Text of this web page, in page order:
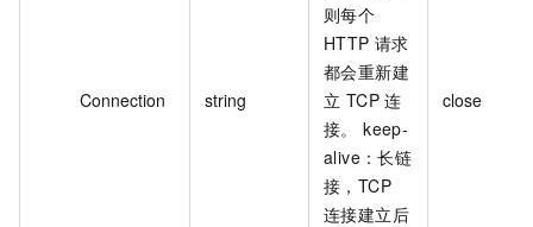
Connection string
则每个
HTTP 请求
都会重新建
立 TCP 连
接。 keep-
alive：长链
接，TCP
连接建立后